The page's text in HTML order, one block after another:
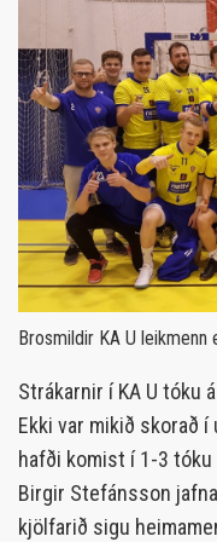
Brosmildir KA U leikmenn
Strákarnir í KA U tóku
Ekki var mikið skorað
hafði komist í 1-3
Birgir Stefánsson
kjölfarið sigu